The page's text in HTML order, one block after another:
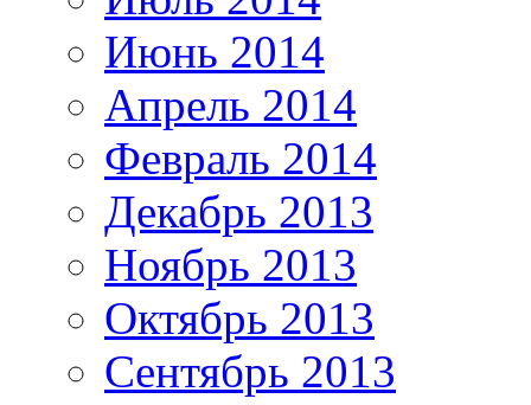
Июнь 2014
Апрель 2014
Февраль 2014
Декабрь 2013
Ноябрь 2013
Октябрь 2013
Сентябрь 2013